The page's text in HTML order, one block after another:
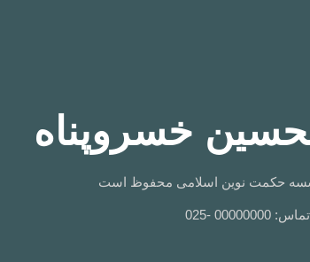
خسروپناه
حکمت نوین اسلامی محفوظ است
-025